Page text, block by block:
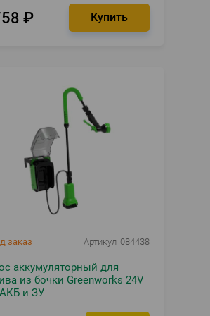
₽
заказ Артикул 084438
аккумуляторный для
из бочки Greenworks 24V
и ЗУ